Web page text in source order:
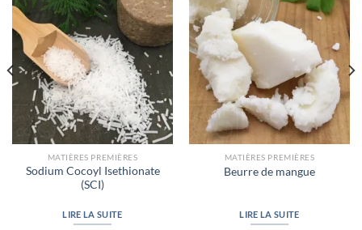
MATIÈRES PREMIÈRES
Sodium Cocoyl Isethionate
(SCI)
LIRE LA SUITE
MATIÈRES PREMIÈRES
Beurre de mangue
LIRE LA SUITE